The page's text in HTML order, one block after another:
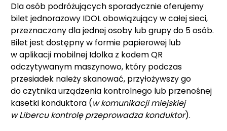
Dla osób podróżujących sporadycznie oferujemy
bilet jednorazowy IDOL obowiązujący w całej sieci,
przeznaczony dla jednej osoby lub grupy do 5 osób.
Bilet jest dostępny w formie papierowej lub
w aplikacji mobilnej Idolka z kodem QR
odczytywanym maszynowo, który podczas
przesiadek należy skanować, przyłożywszy go
do czytnika urządzenia kontrolnego lub przenośnej
kasetki konduktora (w komunikacji miejskiej
w Libercu kontrolę przeprowadza konduktor).